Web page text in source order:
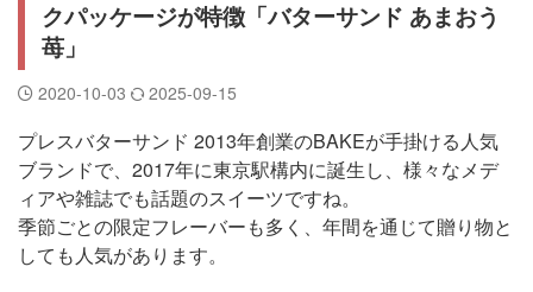
クパッケージが特徴「バターサンド あまおう
苺」
2020-10-03 2025-09-15
プレスバターサンド 2013年創業のBAKEが手掛ける人気
ブランドで、2017年に東京駅構内に誕生し、様々なメデ
ィアや雑誌でも話題のスイーツですね。
季節ごとの限定フレーバーも多く、年間を通じて贈り物と
しても人気があります。